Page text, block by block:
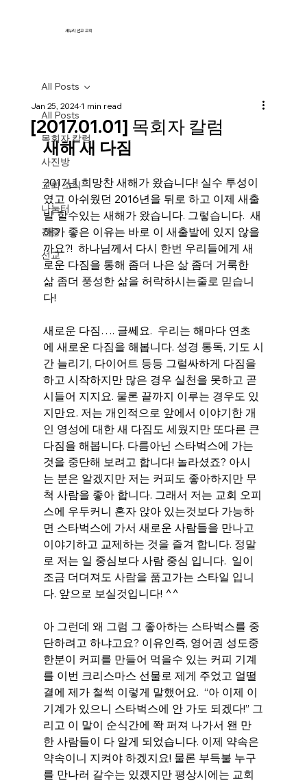
새누리 선교 교회
All Posts
목회자 칼럼
사진방
교회 소식
나눔터
간증
선교
All Posts
[2017.01.01] 목회자 칼럼
Jan 25, 20241 min read
새해 새 다짐
2017년 희망찬 새해가 왔습니다! 실수 투성이
였고 아쉬웠던 2016년을 뒤로 하고 이제 새출
발 할수있는 새해가 왔습니다. 그렇습니다.  새
해가 좋은 이유는 바로 이 새출발에 있지 않을
까요?!  하나님께서 다시 한번 우리들에게 새
로운 다짐을 통해 좀더 나은 삶 좀더 거룩한
삶 좀더 풍성한 삶을 허락하시는줄로 믿습니
다!
새로운 다짐…. 글쎄요.  우리는 해마다 연초
에 새로운 다짐을 해봅니다. 성경 통독, 기도 시
간 늘리기, 다이어트 등등 그럴싸하게 다짐을
하고 시작하지만 많은 경우 실천을 못하고 곧
시들어 지지요. 물론 끝까지 이루는 경우도 있
지만요. 저는 개인적으로 앞에서 이야기한 개
인 영성에 대한 새 다짐도 세웠지만 또다른 큰
다짐을 해봅니다. 다름아닌 스타벅스에 가는
것을 중단해 보려고 합니다! 놀라셨죠? 아시
는 분은 알겠지만 저는 커피도 좋아하지만 무
척 사람을 좋아 합니다. 그래서 저는 교회 오피
스에 우두커니 혼자 앉아 있는것보다 가능하
면 스타벅스에 가서 새로운 사람들을 만나고
이야기하고 교제하는 것을 즐겨 합니다. 정말
로 저는 일 중심보다 사람 중심 입니다.  일이
조금 더뎌져도 사람을 품고가는 스타일 입니
다. 앞으로 보실것입니다! ^^
아 그런데 왜 그럼 그 좋아하는 스타벅스를 중
단하려고 하냐고요? 이유인즉, 영어권 성도중
한분이 커피를 만들어 먹을수 있는 커피 기계
를 이번 크리스마스 선물로 제게 주었고 얼떨
결에 제가 철썩 이렇게 말했어요.  “아 이제 이
기계가 있으니 스타벅스에 안 가도 되겠다!” 그
리고 이 말이 순식간에 쫙 퍼져 나가서 왠 만
한 사람들이 다 알게 되었습니다. 이제 약속은
약속이니 지켜야 하겠지요! 물론 부득불 누구
를 만나러 갈수는 있겠지만 평상시에는 교회